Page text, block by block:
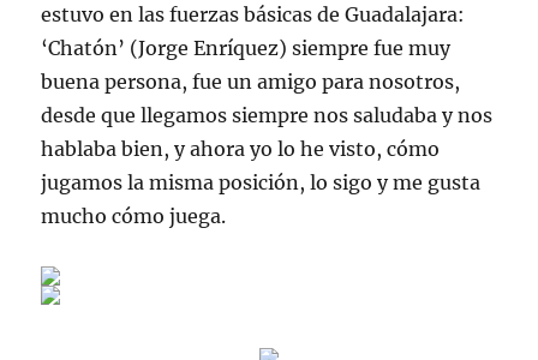
estuvo en las fuerzas básicas de Guadalajara:
‘Chatón’ (Jorge Enríquez) siempre fue muy
buena persona, fue un amigo para nosotros,
desde que llegamos siempre nos saludaba y nos
hablaba bien, y ahora yo lo he visto, cómo
jugamos la misma posición, lo sigo y me gusta
mucho cómo juega.